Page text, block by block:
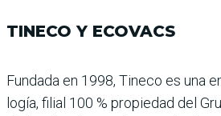
TINECO Y ECOVACS
Fundada en 1998, Tineco es una
logía, filial 100 % propiedad del